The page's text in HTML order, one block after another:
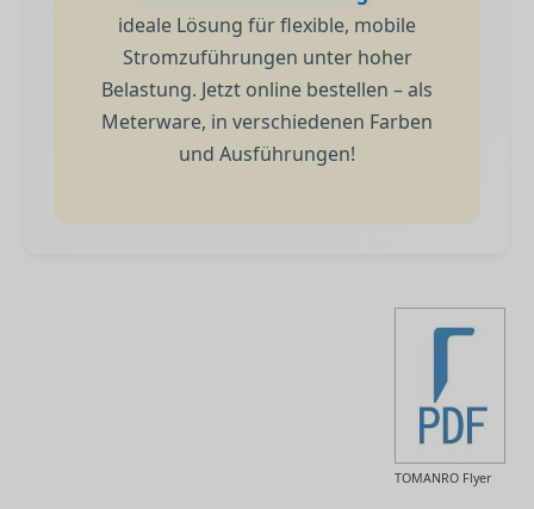
ideale Lösung für flexible, mobile
Stromzuführungen unter hoher
Belastung. Jetzt online bestellen – als
Meterware, in verschiedenen Farben
und Ausführungen!
TOMANRO Flyer